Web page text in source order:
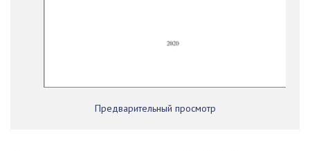
Предварительный просмотр